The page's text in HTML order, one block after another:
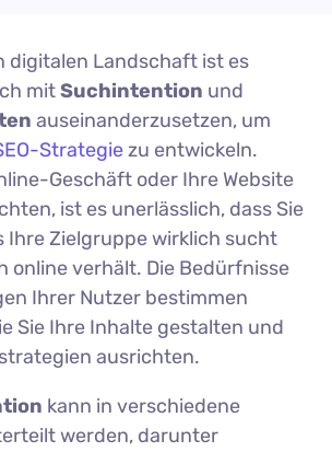
digitalen Landschaft ist es
mitSuchintention und
auseinanderzusetzen, um
Strategiezu entwickeln.
Geschäft oder Ihre Website
ist es unerlässlich, dass Sie
Ihre Zielgruppe wirklich sucht
online verhält. Die Bedürfnisse
Ihrer Nutzer bestimmen
Sie Ihre Inhalte gestalten und
ausrichten.
kann in verschiedene
werden, darunter